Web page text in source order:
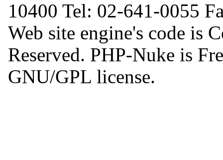
10400 Tel: 02-641-0055
Web site engine's code is
Reserved. PHP-Nuke is
GNU/GPL license.